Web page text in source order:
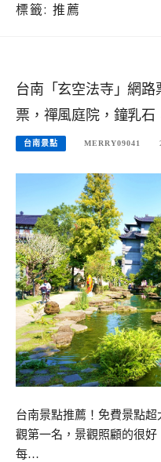
標籤: 推薦
台南「玄空法寺」網
票，禪風庭院，鐘乳石
台南景點 MERRY09041
台南景點推薦！免費景點
觀第一名，景觀照顧的很好
每…